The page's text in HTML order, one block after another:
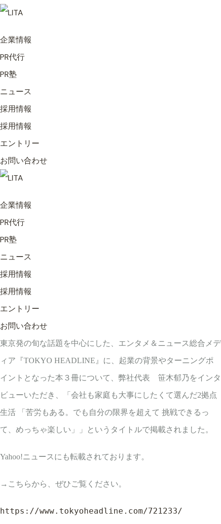
企業情報
PR代行
PR塾
ニュース
採用情報
採用情報
エントリー
お問い合わせ
企業情報
PR代行
PR塾
ニュース
採用情報
採用情報
エントリー
お問い合わせ
東京発の旬な話題を中心にした、エンタメ＆ニュース総合メデ
ィア『TOKYO HEADLINE』に、起業の背景やターニングポ
イントとなった本３冊について、弊社代表 笹木郁乃をインタ
ビューいただき、「会社も家庭も大事にしたくて選んだ2拠点
生活 「苦労もある。でも自分の限界を超えて 挑戦できるっ
て、めっちゃ楽しい」」というタイトルで掲載されました。
Yahoo!ニュースにも転載されております。
→こちらから、ぜひご覧ください。
https://www.tokyoheadline.com/721233/